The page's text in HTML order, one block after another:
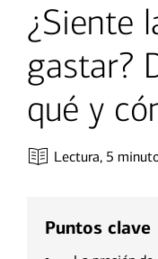
¿Siente
gastar?
qué y
Lectura, 5
Puntos clave